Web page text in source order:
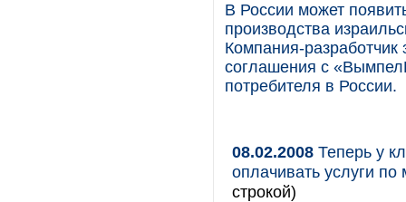
В России может
производства
Компания-разработчик
соглашения с
потребителя в России.
08.02.2008 Теперь у
оплачивать услуги
строкой)